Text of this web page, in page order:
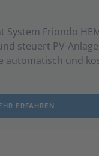
System Friondo
steuert PV-
auto­matisch und
ERFAHREN